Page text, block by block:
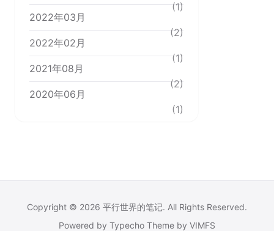
(1)
2022年03月
(2)
2022年02月
(1)
2021年08月
(2)
2020年06月
(1)
Copyright © 2026 平行世界的笔记. All Rights Reserved.
Powered by Typecho Theme by VIMFS